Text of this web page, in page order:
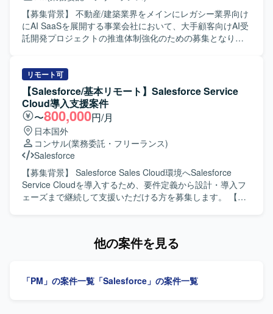
れのポジションで、大規模案件の推進経験や外部連携を含
む統合案件の知見を深めながら、長期的な視点でキャリア
形成に取り組んでいただけます。 【開発環境】 Salesforce
を行います。
の機器搬入および現地作業への立会いを行っていただきま
す。 各種会議資料、スケジュール表、課題管理表、QA表、
議事録など、プロジェクト運営に必要なドキュメントの作
ます。 【求める人物像】 関係者と円滑にコミュニケーショ
ンを取りながら、複数のタスクやステークホルダーを整理
し、主体的にプロジェクトを推進いただける方を求めてい
ます。 インフラ領域に対する関心が高く、新しい技術やプ
ロジェクト規模にも柔軟に対応できる方を歓迎いたしま
す。 【ポジションの魅力】 通信系大手顧客向けの大規模プ
ロジェクトにPMとして参画でき、AI向けサーバーやストレ
ージなど先端インフラの導入案件に携わることができま
す。 複数のPMやSE部隊、外部ベンダーとの協働を通じ
て、上流から下流まで一連の工程に関わることで、インフ
ラプロジェクトマネジメントのスキルを幅広く伸ばしてい
【募集背景】 不動産/建築業界をメインにレガシー業界向け
にAI SaaSを展開する事業会社において、大手顧客向けAI受
託開発プロジェクトの推進体制強化のための募集となりま
ステム要件に落とし込むプロジェクトマネジメント業務を
ご担当いただきます。具体的には、顧客要望と企業のAI技
術とをつなぐITシステムの要件定義、顧客へのソリューシ
ョン提案、プロジェクトマネジメント、社内のAIエンジニ
アを巻き込んだプロジェクトの牽引などをご担当いただき
ます。また、後続フェーズでは要件定義内容を踏まえた開
発対応をご担当いただく可能性があります。建設業界向け
見積もり自動作成AIの開発や、建設業界向け設備DB自動構
築AIの開発などのプロジェクトに携わっていただきます。
【求める人物像】 AIエンジニアと連携しながら顧客の業務
課題を正確に理解し、ITシステムとして整理できる方を求
建築業界などレガシー業界向けにAIを活用したソリューシ
向けプロジェクトでのマネジメント経験を積みながら、AI
リモート可
【Salesforce/基本リモート】Salesforce Service
Cloud導入支援案件
〜800,000円/月
日本国外
コンサル(業務委託・フリーランス)
Salesforce
【募集背景】 Salesforce Sales Cloud環境へSalesforce
Service Cloudを導入するため、要件定義から設計・導入フ
ェーズまで継続して支援いただける方を募集します。 【作
導入、開発、テスト、UAT支援を行っていただきます。
ションの魅力】 数百名規模を想定したSalesforce Service
他の案件を見る
「PM」の案件一覧 「Salesforce」の案件一覧